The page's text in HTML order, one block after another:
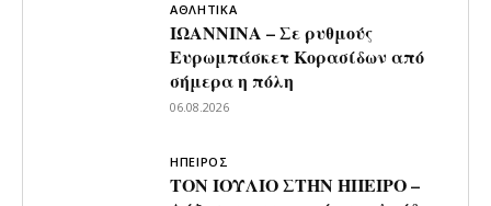
ΑΘΛΗΤΙΚΑ
ΙΩΑΝΝΙΝΑ – Σε ρυθμούς
Ευρωμπάσκετ Κορασίδων από
σήμερα η πόλη
06.08.2026
ΗΠΕΙΡΟΣ
ΤΟΝ ΙΟΥΛΙΟ ΣΤΗΝ ΗΠΕΙΡΟ –